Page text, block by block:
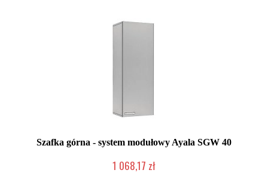
Szafka górna - system modułowy Ayala SGW 40
1 068,17 zł